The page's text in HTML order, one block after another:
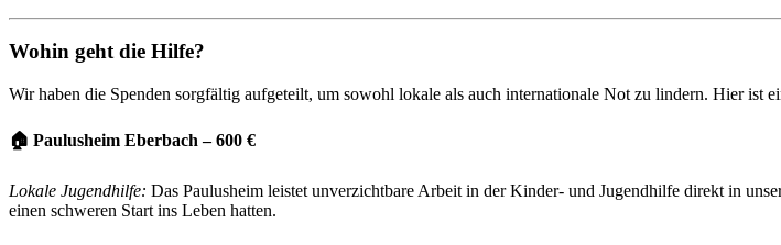
Wohin geht die Hilfe?
Wir haben die Spenden sorgfältig aufgeteilt, um sowohl lokale als auch internationale Not zu lindern. Hier ist
🏠 Paulusheim Eberbach – 600 €
Lokale Jugendhilfe: Das Paulusheim leistet unverzichtbare Arbeit in der Kinder- und Jugendhilfe direkt in
einen schweren Start ins Leben hatten.